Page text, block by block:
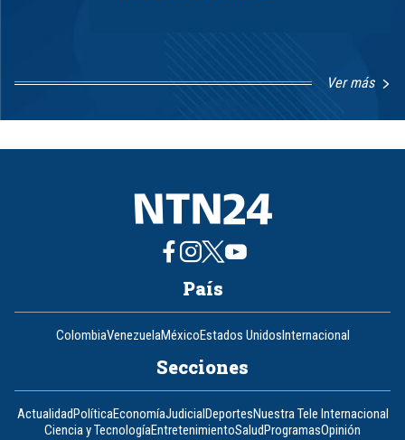
Ver más
1
8
País
ColombiaVenezuelaMéxicoEstados UnidosInternacional
Secciones
ActualidadPolíticaEconomíaJudicialDeportesNuestra Tele Internacional
Ciencia y TecnologíaEntretenimientoSaludProgramasOpinión